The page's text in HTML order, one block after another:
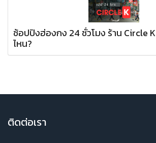
ช้อปปิงฮ่องกง 24 ชั่วโมง ร้าน Circle
ไหน?
ติดต่อเรา